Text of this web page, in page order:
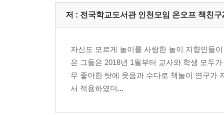
교차로의 한 글자
W.O.W.
키워드 식스센스
N행시 과거시험
저 : 전국학교도서관 인천모임 온오프 책친구
자신도 모르게 놀이를 사랑한 놀이 지향인들
은 그들은 2018년 1월부터 교사와 학생 모두
무 좋아한 탓에 웃음과 수다로 책놀이 연구가
서 적용하였더...